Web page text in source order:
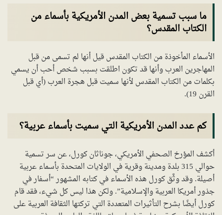
‏‏ما سبب تسمية بعض المدن الأمريكية بأسماء من
الكتاب المقدس؟
الأسماء المأخوذة من الكتاب المقدس قيل أنها لم تسمى من قبل
المهاجرين العرب وأنها قد تكون اطلقت بسبب شخص أحب أن يسمي
بكلمات من الكتاب المقدس لأنها سميت قبل هجرة العرب (أي قبل
القرن 19).
كم عدد المدن الأمريكية التي سميت بأسماء عربية؟
أكشف المؤرخ الصحفي الأمريكي، جوناثان كورل، عن سر تسمية
حوالي 315 بلدة ومدينة وقرية في الولايات المتحدة بأسماء عربية
أصيلة. وقد وثَّق كورل هذه الأسماء في كتابه المشهور “أسفار في
جذور أمريكا العربية والإسلامية”. ولكن هذا ليس كل شيء، فقد قام
كورل أيضًا بشرح التأثيرات المتعددة التي تركتها الثقافة العربية على